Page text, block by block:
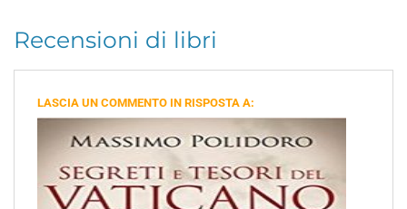
Recensioni di libri
LASCIA UN COMMENTO IN RISPOSTA A: